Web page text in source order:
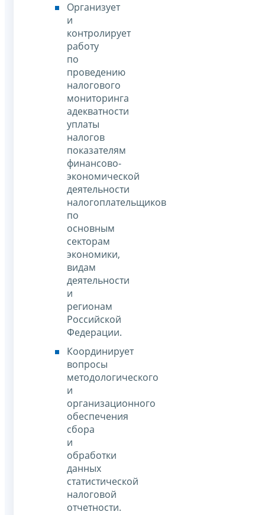
Организует
и
контролирует
работу
по
проведению
налогового
мониторинга
адекватности
уплаты
налогов
показателям
финансово-
экономической
деятельности
налогоплательщиков
по
основным
секторам
экономики,
видам
деятельности
и
регионам
Российской
Федерации.
Координирует
вопросы
методологического
и
организационного
обеспечения
сбора
и
обработки
данных
статистической
налоговой
отчетности.